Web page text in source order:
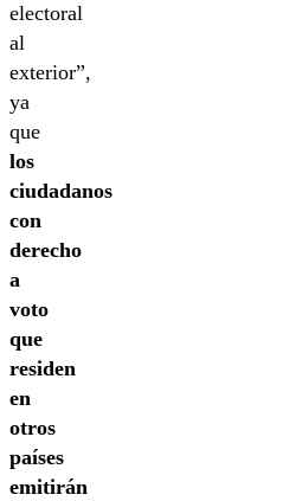
electoral
al
exterior”,
ya
que
los
ciudadanos
con
derecho
a
voto
que
residen
en
otros
países
emitirán